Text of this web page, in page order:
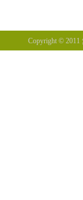
Copyright © 2011